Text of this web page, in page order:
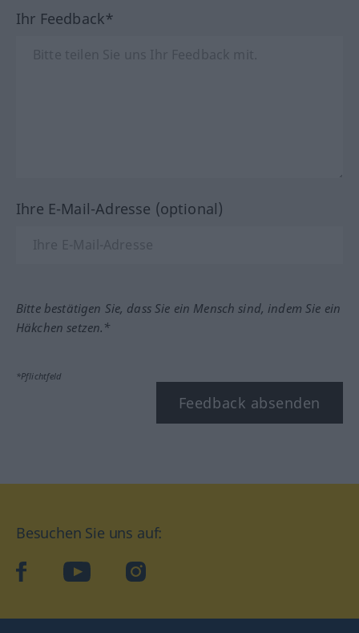
Ihr Feedback*
Ihre E-Mail-Adresse (optional)
Bitte bestätigen Sie, dass Sie ein Mensch sind, indem Sie ein
Häkchen setzen.*
*Pflichtfeld
Feedback absenden
Besuchen Sie uns auf:
facebookYouTube Instagram